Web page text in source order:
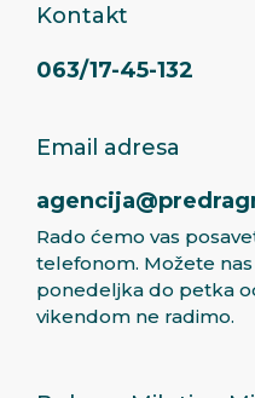
Kontakt
063/17-45-132
Email adresa
Rado ćemo vas
telefonom. Možete
ponedeljka do petka
vikendom ne radimo.